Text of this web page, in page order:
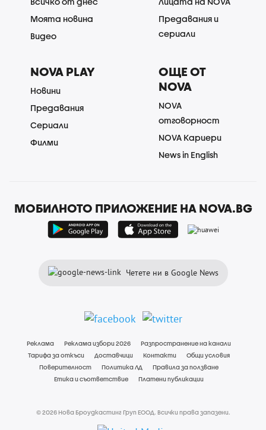
Моята новина
Видео
Предавания и
сериали
NOVA PLAY
Новини
Предавания
Сериали
Филми
ОЩЕ ОТ
NOVA
NOVA
отговорност
NOVA Кариери
News in English
МОБИЛНОТО ПРИЛОЖЕНИЕ НА NOVA.BG
Четете ни в Google News
Реклама Реклама избори 2026
Разпространение на канали
Тарифа за откъси
Доставчици Контакти
Общи условия
Поверителност
Политика ЛД
Правила за ползване
Етика и съответствие
Платени публикации
© 2026 Нова Броудкастинг Груп ЕООД. Всички права запазени.